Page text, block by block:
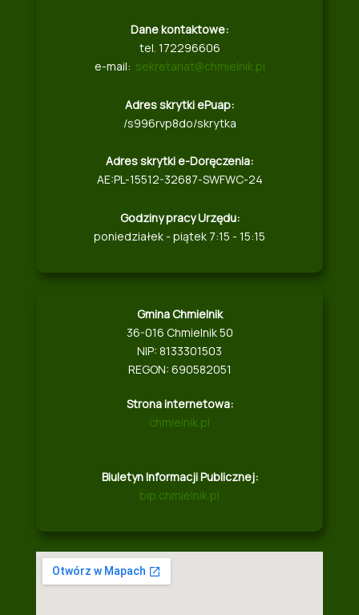
Dane kontaktowe:
tel. 172296606
e-mail: sekretariat@chmielnik.pl
Adres skrytki ePuap:
/s996rvp8do/skrytka
Adres skrytki e-Doręczenia:
AE:PL-15512-32687-SWFWC-24
Godziny pracy Urzędu:
poniedziałek - piątek 7:15 - 15:15
Gmina Chmielnik
36-016 Chmielnik 50
NIP: 8133301503
REGON: 690582051
Strona internetowa:
chmielnik.pl
Biuletyn Informacji Publicznej:
bip.chmielnik.pl